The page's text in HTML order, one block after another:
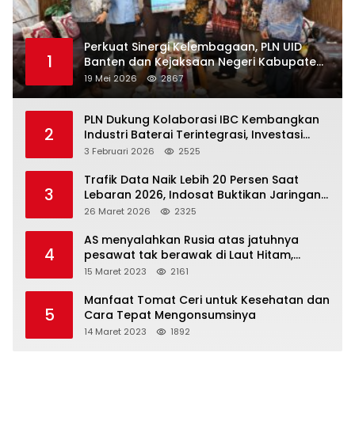
1
Perkuat Sinergi Kelembagaan, PLN UID
Banten dan Kejaksaan Negeri Kabupaten
Tangerang Kolaborasi Dukung Pelayanan
Publik
19 Mei 2026 2867
2
PLN Dukung Kolaborasi IBC Kembangkan
Industri Baterai Terintegrasi, Investasi
Capai USD 6 Miliar
3 Februari 2026 2525
3
Trafik Data Naik Lebih 20 Persen Saat
Lebaran 2026, Indosat Buktikan Jaringan
Tangguh Layani Jutaan Pemudik
26 Maret 2026 2325
4
AS menyalahkan Rusia atas jatuhnya
pesawat tak berawak di Laut Hitam,
Moskow menyangkal
15 Maret 2023 2161
5
Manfaat Tomat Ceri untuk Kesehatan dan
Cara Tepat Mengonsumsinya
14 Maret 2023 1892